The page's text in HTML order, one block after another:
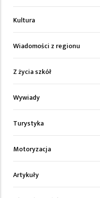
Kultura
Wiadomości z regionu
Z życia szkół
Wywiady
Turystyka
Motoryzacja
Artykuły